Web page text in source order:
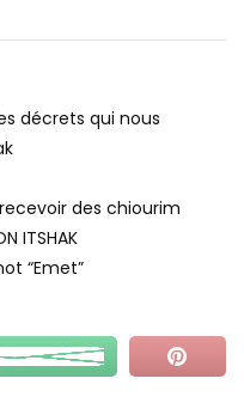
décrets qui nous
des chiourim
ITSHAK
“Emet”